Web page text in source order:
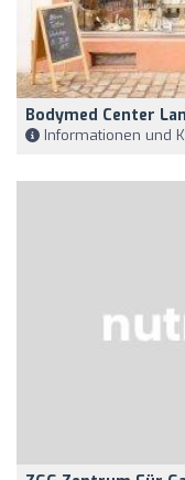
Bodymed Center
Informationen und